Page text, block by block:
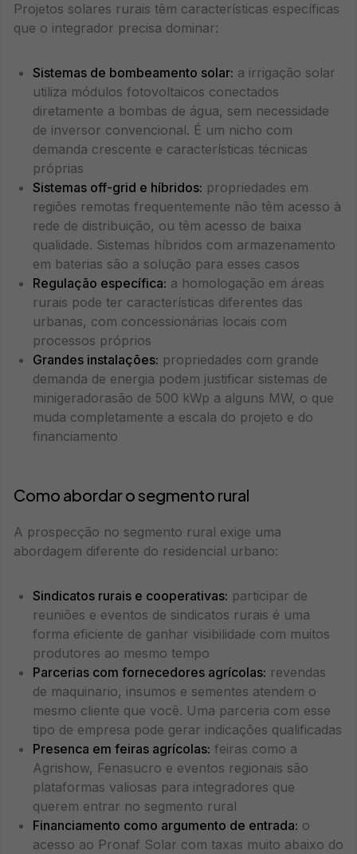
Projetos solares rurais têm características específicas
que o integrador precisa dominar:
Sistemas de bombeamento solar: a irrigação solar
utiliza módulos fotovoltaicos conectados
diretamente a bombas de água, sem necessidade
de inversor convencional. É um nicho com
demanda crescente e características técnicas
próprias
Sistemas off-grid e híbridos: propriedades em
regiões remotas frequentemente não têm acesso à
rede de distribuição, ou têm acesso de baixa
qualidade. Sistemas híbridos com armazenamento
em baterias são a solução para esses casos
Regulação específica: a homologação em áreas
rurais pode ter características diferentes das
urbanas, com concessionárias locais com
processos próprios
Grandes instalações: propriedades com grande
demanda de energia podem justificar sistemas de
minigeradorasão de 500 kWp a alguns MW, o que
muda completamente a escala do projeto e do
financiamento
Como abordar o segmento rural
A prospecção no segmento rural exige uma
abordagem diferente do residencial urbano:
Sindicatos rurais e cooperativas: participar de
reuniões e eventos de sindicatos rurais é uma
forma eficiente de ganhar visibilidade com muitos
produtores ao mesmo tempo
Parcerias com fornecedores agrícolas: revendas
de maquinario, insumos e sementes atendem o
mesmo cliente que você. Uma parceria com esse
tipo de empresa pode gerar indicações qualificadas
Presenca em feiras agrícolas: feiras como a
Agrishow, Fenasucro e eventos regionais são
plataformas valiosas para integradores que
querem entrar no segmento rural
Financiamento como argumento de entrada: o
acesso ao Pronaf Solar com taxas muito abaixo do